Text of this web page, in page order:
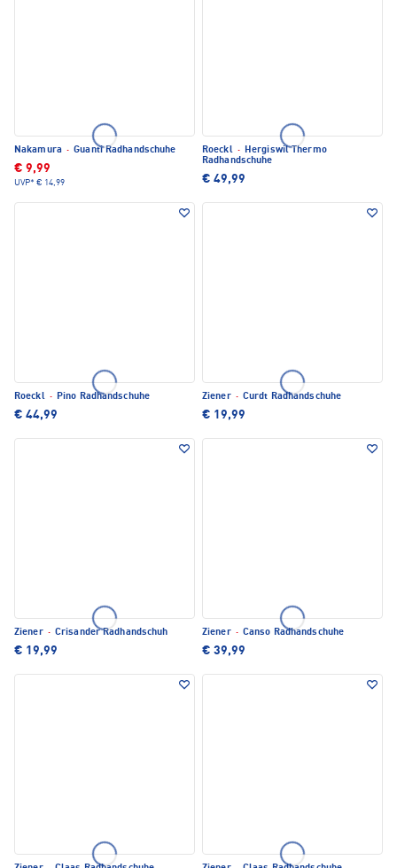
Nakamura · Guanti Radhandschuhe
€ 9,99
UVP* € 14,99
Roeckl · Hergiswil Thermo
Radhandschuhe
€ 49,99
Roeckl · Pino Radhandschuhe
€ 44,99
Ziener · Curdt Radhandschuhe
€ 19,99
Ziener · Crisander Radhandschuh
€ 19,99
Ziener · Canso Radhandschuhe
€ 39,99